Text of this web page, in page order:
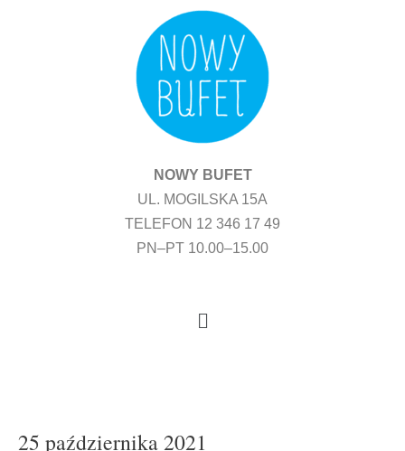
NOWY BUFET
UL. MOGILSKA 15A
TELEFON 12 346 17 49
PN–PT 10.00–15.00
Menu
25 października 2021